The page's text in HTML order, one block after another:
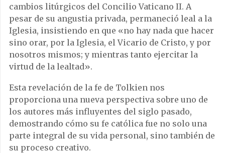
cambios litúrgicos del Concilio Vaticano II. A
pesar de su angustia privada, permaneció leal a la
Iglesia, insistiendo en que «no hay nada que hacer
sino orar, por la Iglesia, el Vicario de Cristo, y por
nosotros mismos; y mientras tanto ejercitar la
virtud de la lealtad».
Esta revelación de la fe de Tolkien nos
proporciona una nueva perspectiva sobre uno de
los autores más influyentes del siglo pasado,
demostrando cómo su fe católica fue no solo una
parte integral de su vida personal, sino también de
su proceso creativo.